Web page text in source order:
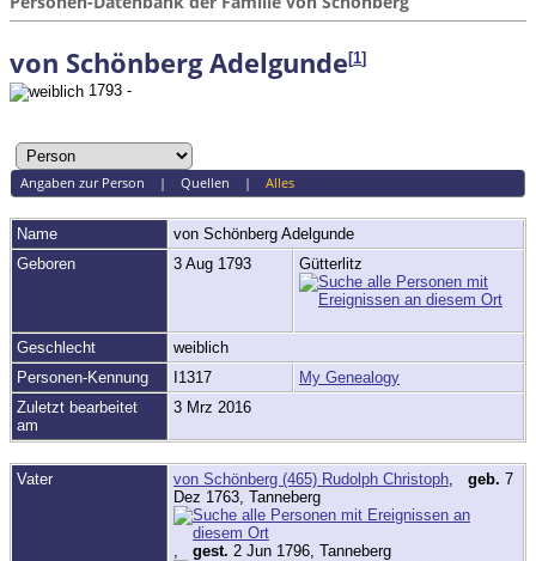
von Schönberg Adelgunde [1]
1793 -
Angaben zur Person | Quellen | Alles
Name von Schönberg Adelgunde
Geboren
3 Aug 1793 Gütterlitz
Geschlecht
weiblich
Personen-Kennung
I1317
My Genealogy
Zuletzt bearbeitet
am
3 Mrz 2016
Vater von Schönberg (465) Rudolph Christoph geb. 7
Dez 1763, Tanneberg
gest. 2 Jun 1796, Tanneberg